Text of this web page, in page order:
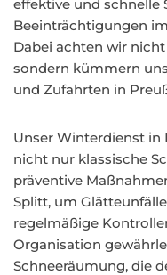
effektive und schnelle
Beeinträchtigungen
Dabei achten wir
sondern kümmern
und Zufahrten in
Unser Winterdienst
nicht nur klassische
präventive
Splitt, um
regelmäßige
Organisation
Schneeräumung, die